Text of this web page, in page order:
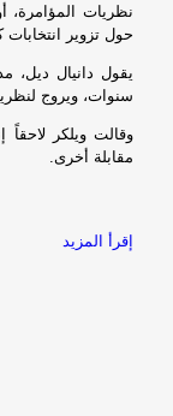
نظريات المؤامرة،
حول تزوير انتخابات
سنوات، ويروج
وقالت ويلكر
مقابلة أخرى.
إقرأ المزيد